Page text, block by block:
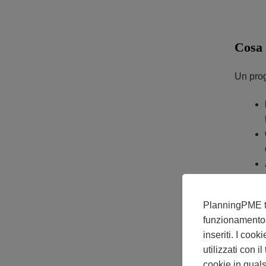
Un
PlanningPME
inseriti. I
utilizzati con il